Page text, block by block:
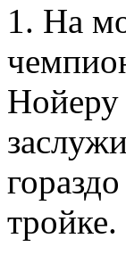
1. На
Нойеру
тройке.